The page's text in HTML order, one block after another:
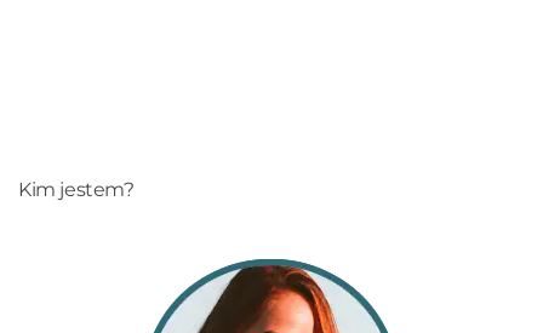
Kim jestem?